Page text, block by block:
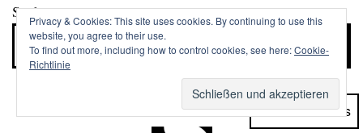
Suchen
Suchen
Dark Mode:
Privacy & Cookies: This site uses cookies. By continuing to use this
website, you agree to their use.
To find out more, including how to control cookies, see here:Cookie-
Richtlinie